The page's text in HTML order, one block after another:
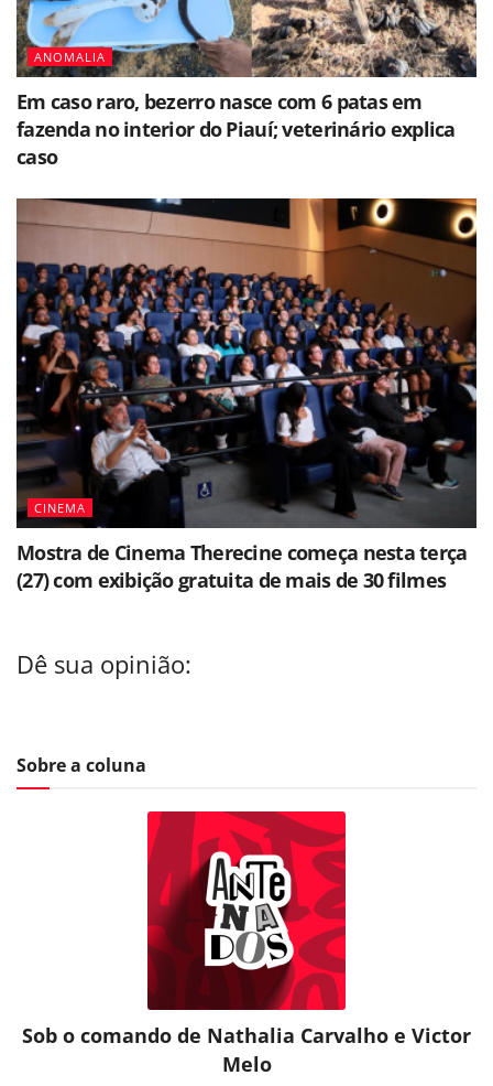
ANOMALIA
Em caso raro, bezerro nasce com 6 patas em
fazenda no interior do Piauí; veterinário explica
caso
CINEMA
Mostra de Cinema Therecine começa nesta terça
(27) com exibição gratuita de mais de 30 filmes
Dê sua opinião:
Sobre a coluna
Sob o comando de Nathalia Carvalho e Victor
Melo